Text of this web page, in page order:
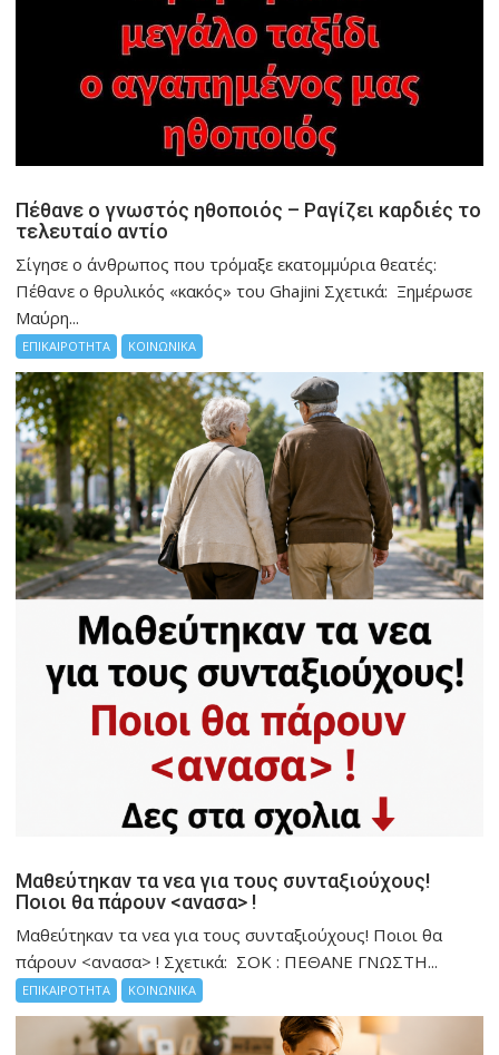
Πέθανε ο γνωστός ηθοποιός – Ραγίζει καρδιές το
τελευταίο αντίο
Σίγησε ο άνθρωπος που τρόμαξε εκατομμύρια θεατές:
Πέθανε ο θρυλικός «κακός» του Ghajini Σχετικά: Ξημέρωσε
Μαύρη...
ΕΠΙΚΑΙΡΟΤΗΤΑ ΚΟΙΝΩΝΙΚΑ
Μαθεύτηκαν τα νεα για τους συνταξιούχους!
Ποιοι θα πάρουν <ανασα> !
Μαθεύτηκαν τα νεα για τους συνταξιούχους! Ποιοι θα
πάρουν <ανασα> ! Σχετικά: ΣΟΚ : ΠΕΘΑΝΕ ΓΝΩΣΤΗ...
ΕΠΙΚΑΙΡΟΤΗΤΑ ΚΟΙΝΩΝΙΚΑ